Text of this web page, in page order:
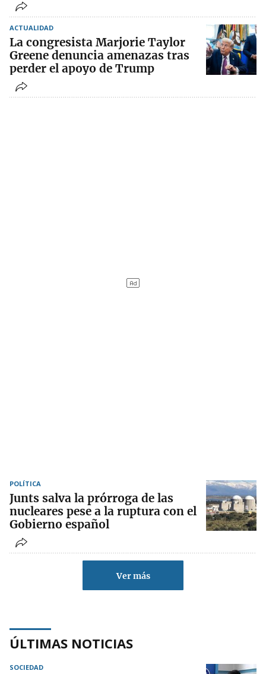
ACTUALIDAD
La congresista Marjorie Taylor
Greene denuncia amenazas tras
perder el apoyo de Trump
POLÍTICA
Junts salva la prórroga de las
nucleares pese a la ruptura con el
Gobierno español
Ver más
ÚLTIMAS NOTICIAS
SOCIEDAD